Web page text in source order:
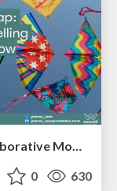
Bridging the Design Gap: How Collaborative Modelling removes blockers to flow between stakeholders and teams @FastFlow conf
0 630